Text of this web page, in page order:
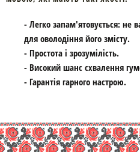
- Легко запам'ятовується: не
для оволодіння його змісту.
- Простота і зрозумілість.
- Високий шанс схвалення
- Гарантія гарного настрою.